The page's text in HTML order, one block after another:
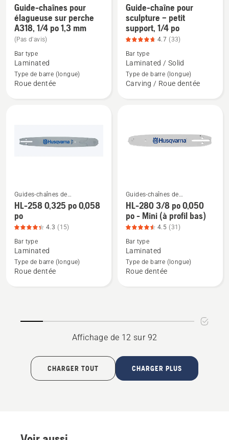
du
produit
4.017
sur
du
produit
4.269
sur
Voir
plus
de
détails
sur
Guide-
chaînes
A318,
mm
tronçonneuses à perche
Guide-chaînes pour
élagueuse sur perche
A318, 1/4 po 1,3 mm
(Pas d'avis)
Bar type
Laminated
Type de barre (longue)
Roue dentée
Voir
plus
de
sur
Guide-
chaîne
support,
du
produit
4.727
sur
tronçonneuse
Guide-chaîne pour
sculpture – petit
support, 1/4 po
4.7 (33)
Bar type
Laminated / Solid
Type de barre (longue)
Carving / Roue dentée
Voir
plus
de
détails
sur
HL-
258
produit
Guides-chaînes de
tronçonneuse
HL-258 0,325 po 0,058
po
4.3 (15)
Bar type
Laminated
Type de barre (longue)
Roue dentée
Voir
plus
de
détails
sur
HL-
280
po
-
(à
profil
Guides-chaînes de
tronçonneuse
HL-280 3/8 po 0,050
po - Mini (à profil bas)
4.5 (31)
Bar type
Laminated
Type de barre (longue)
Roue dentée
Affichage de 12 sur 92
CHARGER TOUT CHARGER PLUS